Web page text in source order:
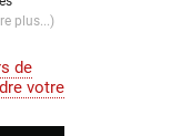
plus...)
de
votre